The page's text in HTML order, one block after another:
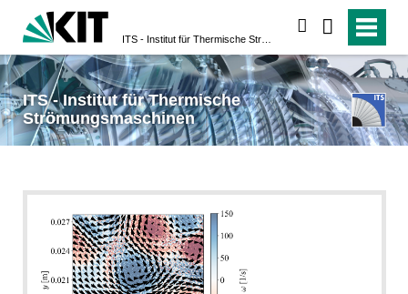
ITS - Institut für Thermische
Strömungsmaschinen